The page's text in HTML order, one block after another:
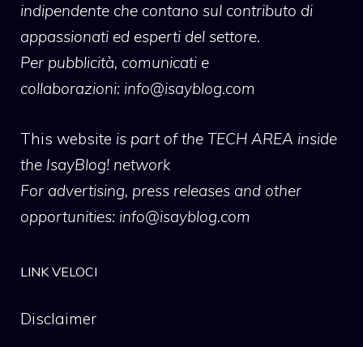
indipendente che contano sul contributo di
appassionati ed esperti del settore.
Per pubblicità, comunicati e
collaborazioni: info@isayblog.com
This website is part of the TECH AREA inside
the IsayBlog! network
For advertising, press releases and other
opportunities: info@isayblog.com
LINK VELOCI
Disclaimer